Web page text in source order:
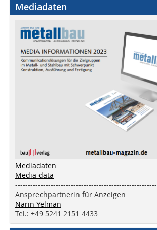
Mediadaten
Mediadaten
Media data
--------------------------------------------------------
Ansprechpartnerin für Anzeigen
Narin Yelman
Tel.: +49 5241 2151 4433